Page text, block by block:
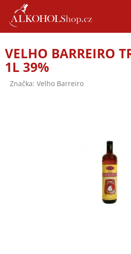
obsah
VELHO BARREIRO
1L 39%
Značka: Velho Barreiro